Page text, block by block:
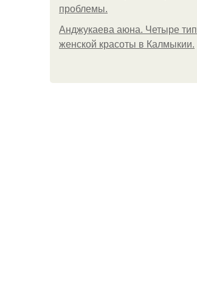
проблемы.
Анджукаева аюна. Четыре
женской красоты в Калмыкии.